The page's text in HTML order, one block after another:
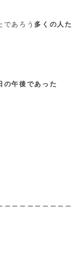
であろう 多くの人た
の午後であった
＿＿＿＿＿＿＿＿